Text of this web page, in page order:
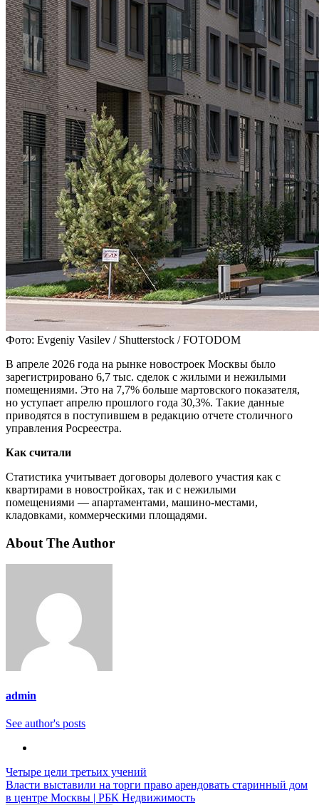
Фото: Evgeniy Vasilev / Shutterstock / FOTODOM
В апреле 2026 года на рынке новостроек Москвы было
зарегистрировано 6,7 тыс. сделок c жилыми и нежилыми
помещениями. Это на 7,7% больше мартовского показателя,
но уступает апрелю прошлого года 30,3%. Такие данные
приводятся в поступившем в редакцию отчете столичного
управления Росреестра.
Как считали
Статистика учитывает договоры долевого участия как с
квартирами в новостройках, так и с нежилыми
помещениями — апартаментами, машино-местами,
кладовками, коммерческими площадями.
About The Author
admin
See author's posts
Навигация
по
Четыре цели третьих учений
Власти выставили на торги право арендовать старинный дом
в центре Москвы | РБК Недвижимость